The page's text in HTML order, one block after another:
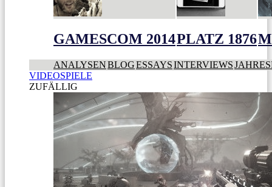
GAMESCOM 2014PLATZ 1876
ANALYSENBLOGESSAYSINTERVIEWS
VIDEOSPIELE
ZUFÄLLIG